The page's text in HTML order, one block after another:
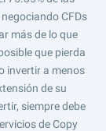
CFDs
más de lo que
que pierda
invertir a menos
de su
siempre debe
de Copy